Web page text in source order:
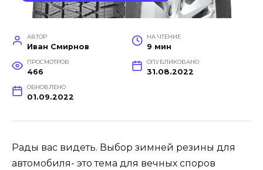
АВТОР
Иван Смирнов
НА ЧТЕНИЕ
9 мин
ПРОСМОТРОВ
466
ОПУБЛИКОВАНО
31.08.2022
ОБНОВЛЕНО
01.09.2022
Рады вас видеть. Выбор зимней резины для
автомобиля- это тема для вечных споров